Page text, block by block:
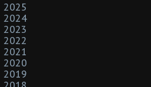
2025
2024
2023
2022
2021
2020
2019